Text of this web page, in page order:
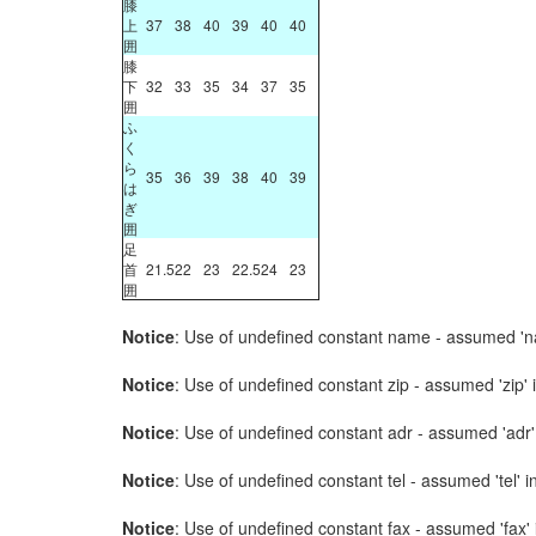
膝
上
囲
37 38 40 39 40
40
膝
下
囲
32 33 35 34 37 35
ふ
く
ら
は
ぎ
囲
35 36 39 38 40 39
足
首
囲
21.522 23 22.524 23
Notice: Use of undefined constant name - assumed
Notice: Use of undefined constant zip - assumed 'zip'
Notice: Use of undefined constant adr - assumed
Notice: Use of undefined constant tel - assumed 'tel' in
Notice: Use of undefined constant fax - assumed 'fax'